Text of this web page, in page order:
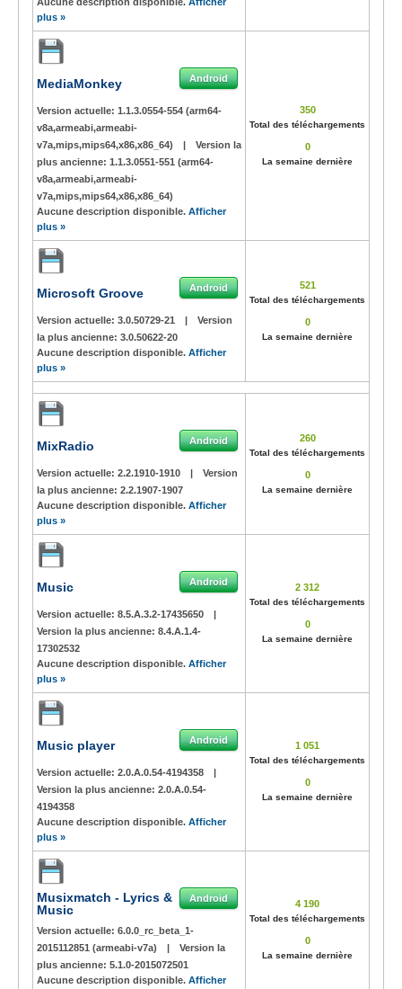
plus »
MediaMonkey Android
Version actuelle: 1.1.3.0554-554 (arm64-
v8a,armeabi,armeabi-
v7a,mips,mips64,x86,x86_64)
|
Version la
plus ancienne: 1.1.3.0551-551 (arm64-
v8a,armeabi,armeabi-
v7a,mips,mips64,x86,x86_64)
Aucune description disponible. Afficher
plus »
350
Total des téléchargements
0
La semaine dernière
Microsoft Groove Android
Version actuelle: 3.0.50729-21 |
Version
la plus ancienne: 3.0.50622-20
Aucune description disponible. Afficher
plus »
521
Total des téléchargements
0
La semaine dernière
MixRadio Android
Version actuelle: 2.2.1910-1910 |
Version
la plus ancienne: 2.2.1907-1907
Aucune description disponible. Afficher
plus »
260
Total des téléchargements
0
La semaine dernière
Music Android
Version actuelle: 8.5.A.3.2-17435650
|
Version la plus ancienne: 8.4.A.1.4-
17302532
Aucune description disponible. Afficher
plus »
2 312
Total des téléchargements
0
La semaine dernière
Music player Android
Version actuelle: 2.0.A.0.54-4194358
|
Version la plus ancienne: 2.0.A.0.54-
4194358
Aucune description disponible. Afficher
plus »
1 051
Total des téléchargements
0
La semaine dernière
Musixmatch - Lyrics &
Music
Android
Version actuelle: 6.0.0_rc_beta_1-
2015112851 (armeabi-v7a)
|
Version la
plus ancienne: 5.1.0-2015072501
Aucune description disponible. Afficher
4 190
Total des téléchargements
0
La semaine dernière